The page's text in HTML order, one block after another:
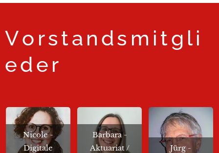
Vorstandsmitgli
eder
Nicole -
Digitale
Barbara -
Aktuariat /
Jürg -